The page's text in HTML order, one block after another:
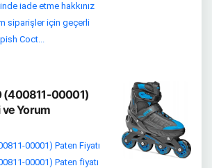
iade etme hakkınız
siparişler için geçerli
Coct...
(400811-00001)
ve Yorum
00001) Paten Fiyatı
00001) Paten fiyatı